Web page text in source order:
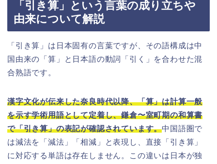
「引き算」という言葉の成り立ちや
由来について解説
「引き算」は日本固有の言葉ですが、その語構成は中
国由来の「算」と日本語の動詞「引く」を合わせた混
合熟語です。
漢字文化が伝来した奈良時代以降、「算」は計算一般
を示す学術用語として定着し、鎌倉〜室町期の和算書
で「引き算」の表記が確認されています。中国語圏で
は減法を「減法」「相減」と表現し、直接「引き算」
に対応する単語は存在しません。この違いは日本が独